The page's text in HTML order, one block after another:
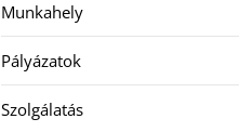
Munkahely
Pályázatok
Szolgálatás